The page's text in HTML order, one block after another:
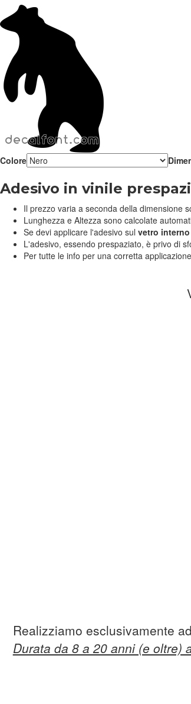
Colore
Adesivo in vinile
Il prezzo varia a seconda della dimensione
Lunghezza e Altezza sono calcolate
Se devi applicare l'adesivo sul vetro interno
L'adesivo, essendo prespaziato, è privo di
Per tutte le info per una corretta
Realizziamo esclusivamente
Durata da 8 a 20 anni (e oltre)